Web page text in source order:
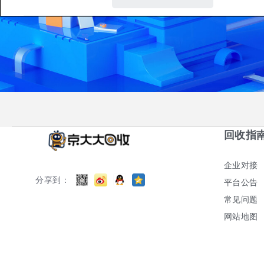
分享到：
回收指
企业对接
平台公告
常见问题
网站地图